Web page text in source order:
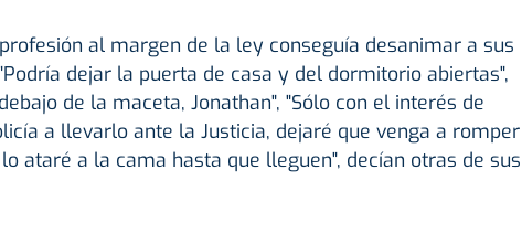
al margen de la ley conseguía desanimar a sus
dejar la puerta de casa y del dormitorio abiertas",
de la maceta, Jonathan", "Sólo con el interés de
a llevarlo ante la Justicia, dejaré que venga a romper
ataré a la cama hasta que lleguen", decían otras de sus